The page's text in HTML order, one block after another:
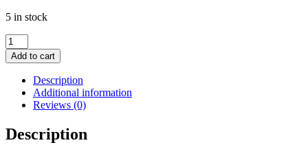
5 in stock
iPhone
X
Back
Housing
Komplete
Hvid
quantity
Add to cart
Description
Additional information
Reviews (0)
Description